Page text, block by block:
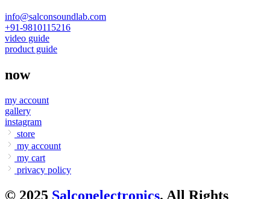
info@salconsoundlab.com
+91-9810115216
video guide
product guide
now
my account
gallery
instagram
store
my account
my cart
privacy policy
© 2025 Salconelectronics. All Rights